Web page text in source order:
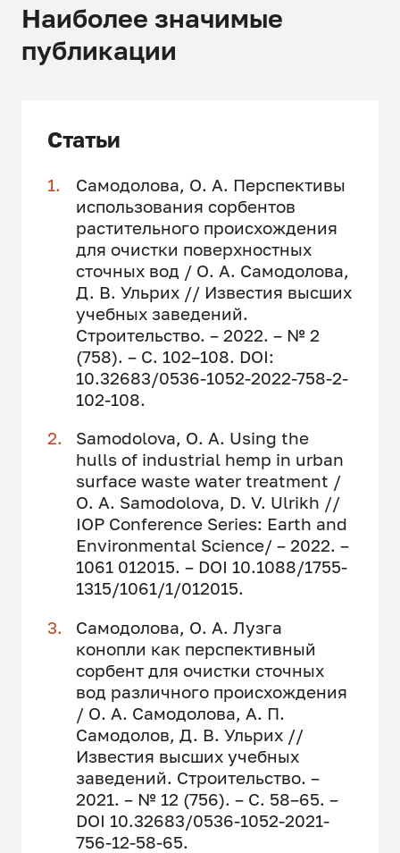
Наиболее значимые
публикации
Статьи
Самодолова, О. А. Перспективы
использования сорбентов
растительного происхождения
для очистки поверхностных
сточных вод / О. А. Самодолова,
Д. В. Ульрих // Известия высших
учебных заведений.
Строительство. – 2022. – № 2
(758). – С. 102–108. DOI:
10.32683/0536-1052-2022-758-2-
102-108.
Samodolova, O. A. Using the
hulls of industrial hemp in urban
surface waste water treatment /
O. A. Samodolova, D. V. Ulrikh //
IOP Conference Series: Earth and
Environmental Science/ – 2022. –
1061 012015. – DOI 10.1088/1755-
1315/1061/1/012015.
Самодолова, О. А. Лузга
конопли как перспективный
сорбент для очистки сточных
вод различного происхождения
/ О. А. Самодолова, А. П.
Самодолов, Д. В. Ульрих //
Известия высших учебных
заведений. Строительство. –
2021. – № 12 (756). – С. 58–65. –
DOI 10.32683/0536-1052-2021-
756-12-58-65.